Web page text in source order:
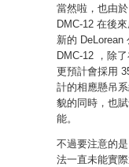
當然啦，也由
DMC-12 在後
新的 DeLorean
DMC-12 ，除
更預計會採用
計的相應懸吊
貌的同時，也
能。
不過要注意的
法一直未能實